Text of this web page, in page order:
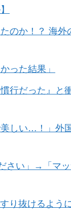
のか！？ 海外
った結果」
行だった』と
しい…！」外
さい」→「マ
り抜けるよう